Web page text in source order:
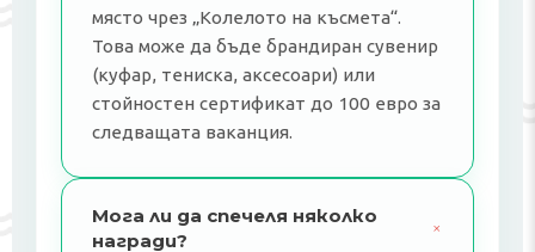
място чрез „Колелото на късмета“.
Това може да бъде брандиран сувенир
(куфар, тениска, аксесоари) или
стойностен сертификат до 100 евро за
следващата ваканция.
Мога ли да спечеля няколко
награди?
+